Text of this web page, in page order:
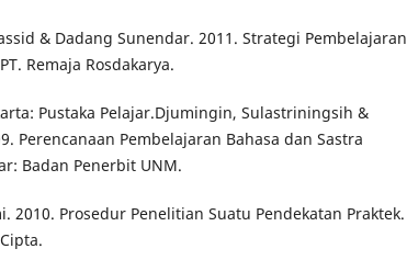
& Dadang Sunendar. 2011. Strategi Pembelajaran
Remaja Rosdakarya.
Pustaka Pelajar.Djumingin, Sulastriningsih &
Perencanaan Pembelajaran Bahasa dan Sastra
Badan Penerbit UNM.
2010. Prosedur Penelitian Suatu Pendekatan Praktek.